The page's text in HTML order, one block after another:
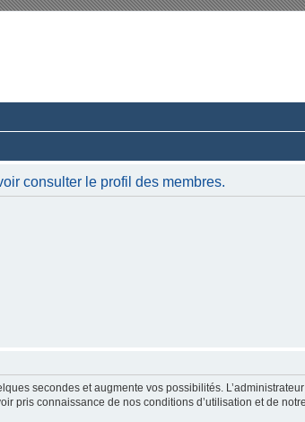
consulter le profil des membres.
secondes et augmente vos possibilités.
pris connaissance de nos conditions d’utilisation et de